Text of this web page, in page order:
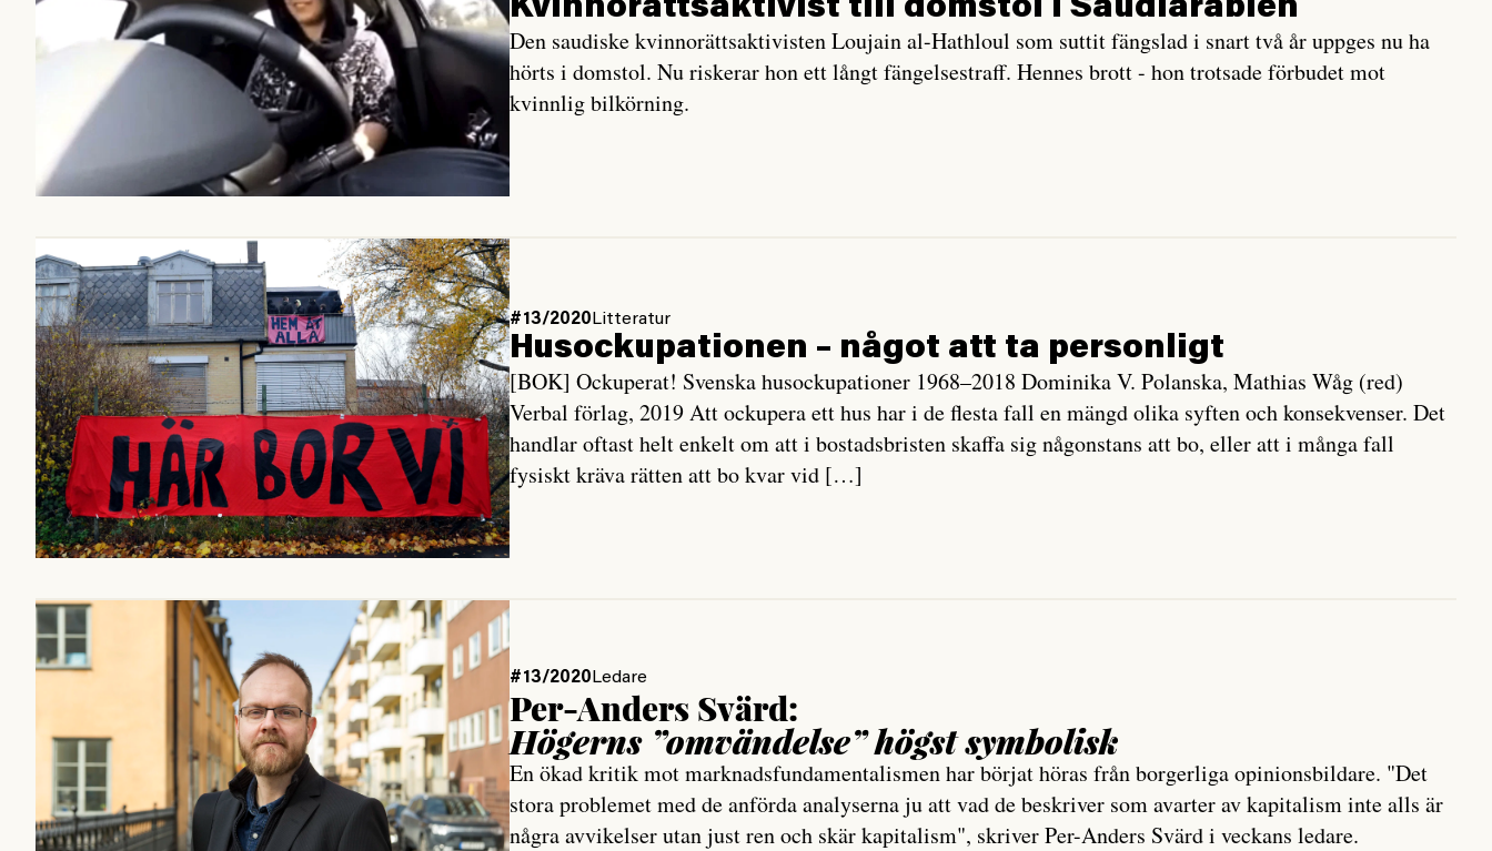
Kvinnorättsaktivist till domstol i Saudiarabien
Den saudiske kvinnorättsaktivisten Loujain al-Hathloul som suttit fängslad i snart två år uppges nu ha
hörts i domstol. Nu riskerar hon ett långt fängelsestraff. Hennes brott - hon trotsade förbudet mot
kvinnlig bilkörning.
#13/2020 Litteratur
Husockupationen – något att ta personligt
[BOK] Ockuperat! Svenska husockupationer 1968–2018 Dominika V. Polanska, Mathias Wåg (red)
Verbal förlag, 2019 Att ockupera ett hus har i de flesta fall en mängd olika syften och konsekvenser. Det
handlar oftast helt enkelt om att i bostadsbristen skaffa sig någonstans att bo, eller att i många fall
fysiskt kräva rätten att bo kvar vid […]
#13/2020 Ledare
Per-Anders Svärd:
Högerns ”omvändelse” högst symbolisk
En ökad kritik mot marknadsfundamentalismen har börjat höras från borgerliga opinionsbildare. "Det
stora problemet med de anförda analyserna ju att vad de beskriver som avarter av kapitalism inte alls är
några avvikelser utan just ren och skär kapitalism", skriver Per-Anders Svärd i veckans ledare.